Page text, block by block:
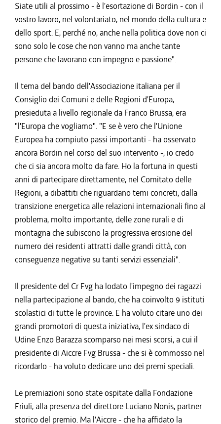
Siate utili al prossimo - è l'esortazione di Bordin - con il
vostro lavoro, nel volontariato, nel mondo della cultura e
dello sport. E, perché no, anche nella politica dove non ci
sono solo le cose che non vanno ma anche tante
persone che lavorano con impegno e passione".
Il tema del bando dell'Associazione italiana per il
Consiglio dei Comuni e delle Regioni d'Europa,
presieduta a livello regionale da Franco Brussa, era
"l'Europa che vogliamo". "E se è vero che l'Unione
Europea ha compiuto passi importanti - ha osservato
ancora Bordin nel corso del suo intervento -, io credo
che ci sia ancora molto da fare. Ho la fortuna in questi
anni di partecipare direttamente, nel Comitato delle
Regioni, a dibattiti che riguardano temi concreti, dalla
transizione energetica alle relazioni internazionali fino al
problema, molto importante, delle zone rurali e di
montagna che subiscono la progressiva erosione del
numero dei residenti attratti dalle grandi città, con
conseguenze negative su tanti servizi essenziali".
Il presidente del Cr Fvg ha lodato l'impegno dei ragazzi
nella partecipazione al bando, che ha coinvolto 9 istituti
scolastici di tutte le province. E ha voluto citare uno dei
grandi promotori di questa iniziativa, l'ex sindaco di
Udine Enzo Barazza scomparso nei mesi scorsi, a cui il
presidente di Aiccre Fvg Brussa - che si è commosso nel
ricordarlo - ha voluto dedicare uno dei premi speciali.
Le premiazioni sono state ospitate dalla Fondazione
Friuli, alla presenza del direttore Luciano Nonis, partner
storico del premio. Ma l'Aiccre - che ha affidato la